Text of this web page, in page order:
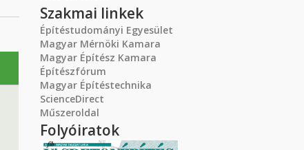
Szakmai linkek
Építéstudományi Egyesület
Magyar Mérnöki Kamara
Magyar Építész Kamara
Építészfórum
Magyar Építéstechnika
ScienceDirect
Műszeroldal
Folyóiratok